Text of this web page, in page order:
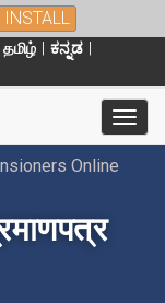
INSTALL
தமிழ்
ಕನ್ನಡ
Online